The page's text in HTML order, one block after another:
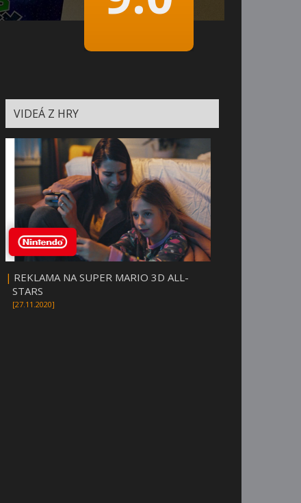
VIDEÁ Z HRY
| REKLAMA NA SUPER MARIO 3D ALL-
STARS
[27.11.2020]